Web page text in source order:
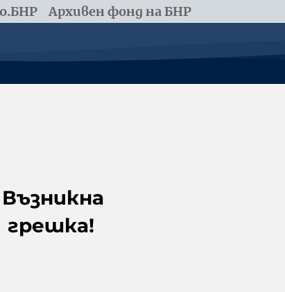
Архивен фонд на БНР
Възникна
грешка!